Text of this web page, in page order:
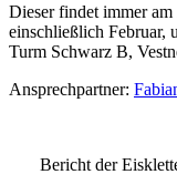
Dieser findet immer
einschließlich Februar,
Turm Schwarz B,
Ansprechpartner:
Bericht der